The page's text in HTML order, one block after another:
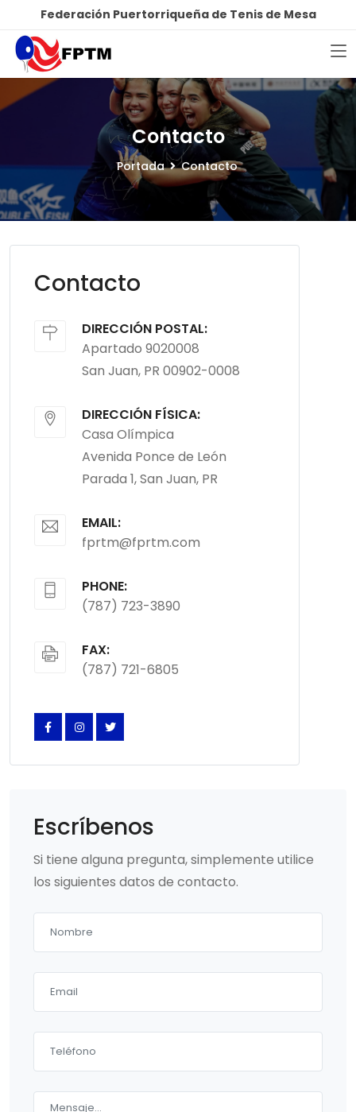
Federación Puertorriqueña de Tenis de Mesa
Contacto
Portada Contacto
Contacto
DIRECCIÓN POSTAL:
Apartado 9020008
San Juan, PR 00902-0008
DIRECCIÓN FÍSICA:
Casa Olímpica
Avenida Ponce de León
Parada 1, San Juan, PR
EMAIL:
fprtm@fprtm.com
PHONE:
(787) 723-3890
FAX:
(787) 721-6805
Escríbenos
Si tiene alguna pregunta, simplemente utilice
los siguientes datos de contacto.